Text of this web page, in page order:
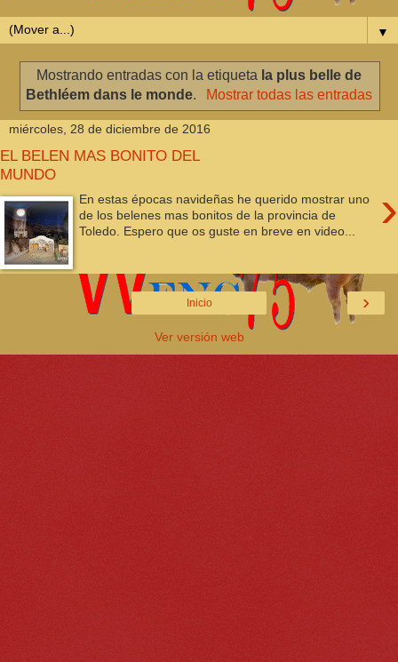
▼
Mostrando entradas con la etiqueta la plus belle de
Bethléem dans le monde. Mostrar todas las entradas
miércoles, 28 de diciembre de 2016
EL BELEN MAS BONITO DEL
MUNDO
›
En estas épocas navideñas he querido mostrar uno
de los belenes mas bonitos de la provincia de
Toledo. Espero que os guste en breve en video...
›
Inicio
Ver versión web